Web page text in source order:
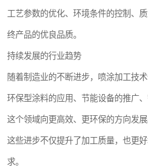
工艺参数的优化、环境条件的控制、
终产品的优良品质。
持续发展的行业趋势
随着制造业的不断进步，喷涂加工技
环保型涂料的应用、节能设备的推广
这个领域向更高效、更环保的方向发展
这些进步不仅提升了加工质量，也更
求。